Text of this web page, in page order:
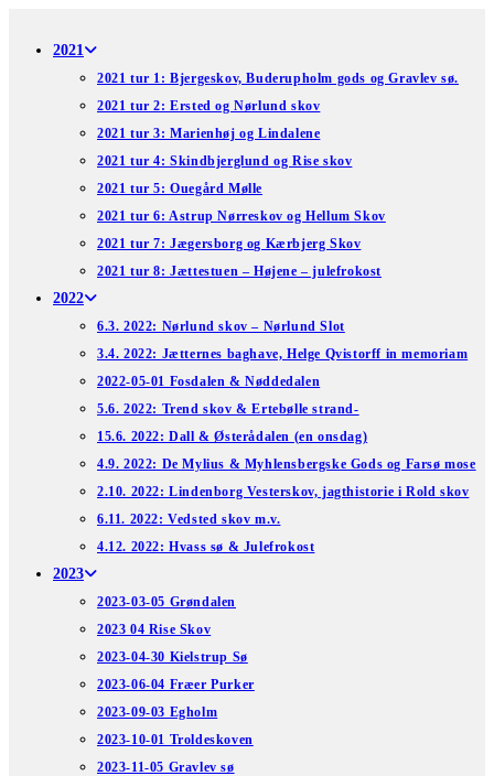
2021
2021 tur 1: Bjergeskov, Buderupholm gods og Gravlev sø.
2021 tur 2: Ersted og Nørlund skov
2021 tur 3: Marienhøj og Lindalene
2021 tur 4: Skindbjerglund og Rise skov
2021 tur 5: Ouegård Mølle
2021 tur 6: Astrup Nørreskov og Hellum Skov
2021 tur 7: Jægersborg og Kærbjerg Skov
2021 tur 8: Jættestuen – Højene – julefrokost
2022
6.3. 2022: Nørlund skov – Nørlund Slot
3.4. 2022: Jætternes baghave, Helge Qvistorff in memoriam
2022-05-01 Fosdalen & Nøddedalen
5.6. 2022: Trend skov & Ertebølle strand-
15.6. 2022: Dall & Østerådalen (en onsdag)
4.9. 2022: De Mylius & Myhlensbergske Gods og Farsø mose
2.10. 2022: Lindenborg Vesterskov, jagthistorie i Rold skov
6.11. 2022: Vedsted skov m.v.
4.12. 2022: Hvass sø & Julefrokost
2023
2023-03-05 Grøndalen
2023 04 Rise Skov
2023-04-30 Kielstrup Sø
2023-06-04 Fræer Purker
2023-09-03 Egholm
2023-10-01 Troldeskoven
2023-11-05 Gravlev sø